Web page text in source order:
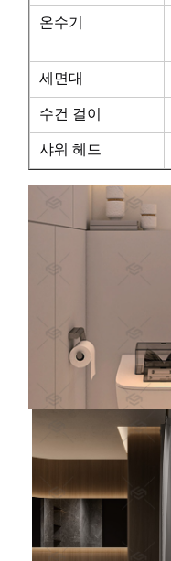
온수기
세면대
수건 걸이
샤워 헤드